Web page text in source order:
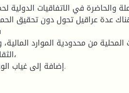
والحاضرة في الاتفاقیات الدولیة
عدة عراقیل تحول دون تحقیق
المحلیة من محدودیة الموارد
إضافة إلى غیاب